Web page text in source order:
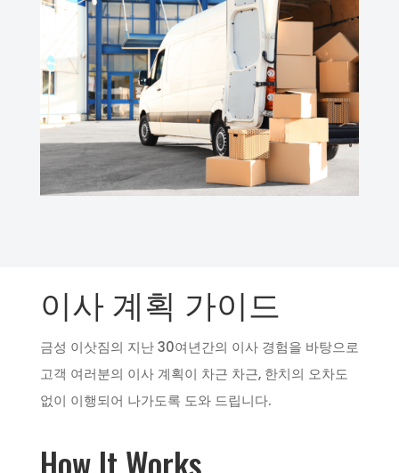
이사 계획 가이드
금성 이삿짐의 지난 30여년간의 이사 경험을 바탕으로
고객 여러분의 이사 계획이 차근 차근, 한치의 오차도
없이 이행되어 나가도록 도와 드립니다.
How It Works